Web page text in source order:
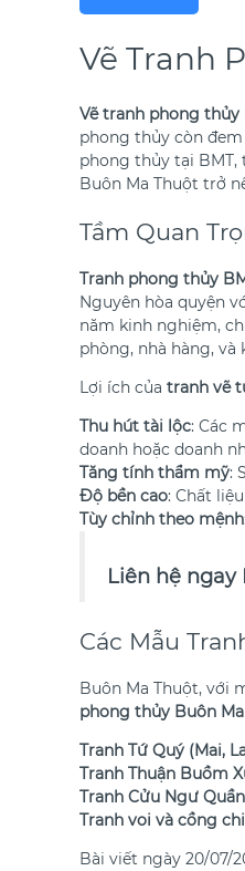
Vẽ Tranh
Vẽ tranh phong thủy
phong thủy còn
phong thủy tại BMT,
Buôn Ma Thuột trở
Tầm Quan
Tranh phong thủy
Nguyên hòa quyện
năm kinh nghiệm,
phòng, nhà hàng, và
Lợi ích của tranh vẽ
Thu hút tài lộc: Các
doanh hoặc doanh
Tăng tính thẩm mỹ:
Độ bền cao: Chất
Tùy chỉnh theo mệnh
Liên hệ ngay
Các Mẫu
Buôn Ma Thuột, với
phong thủy Buôn
Tranh Tứ Quý (Mai,
Tranh Thuận Buồm
Tranh Cửu Ngư
Tranh voi và cồng
Bài viết ngày 20/07/